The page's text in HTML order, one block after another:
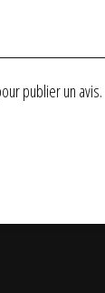
publier un avis.